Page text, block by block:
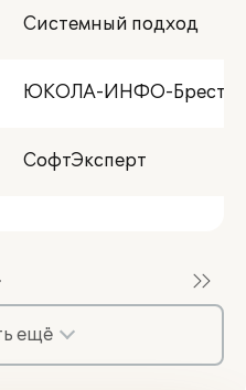
Системный подход
ЮКОЛА-ИНФО-Брест
СофтЭксперт
ещё